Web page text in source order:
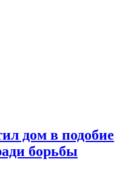
дом в подобие
борьбы